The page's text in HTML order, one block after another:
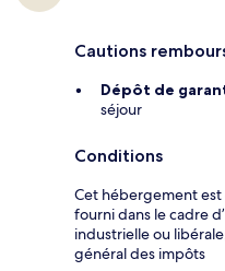
Cautions
Dépôt de
séjour
Conditions
Cet hébergement
fourni dans le cadre
industrielle ou
général des impôts